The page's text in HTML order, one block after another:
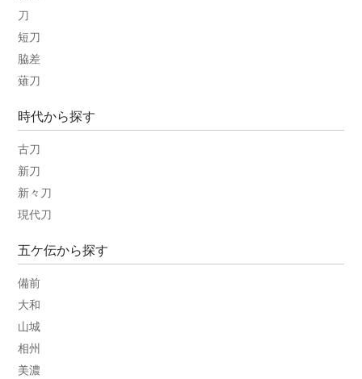
刀
短刀
脇差
薙刀
時代から探す
古刀
新刀
新々刀
現代刀
五ケ伝から探す
備前
大和
山城
相州
美濃